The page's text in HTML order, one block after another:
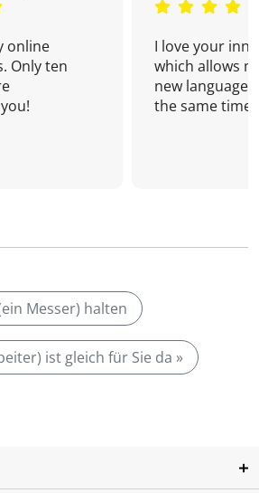
online
Only ten
I love your
which allows
new language
the same time!
Messer) halten
ist gleich für Sie da »